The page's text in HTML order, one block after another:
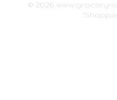
© 2026 www.grocery-